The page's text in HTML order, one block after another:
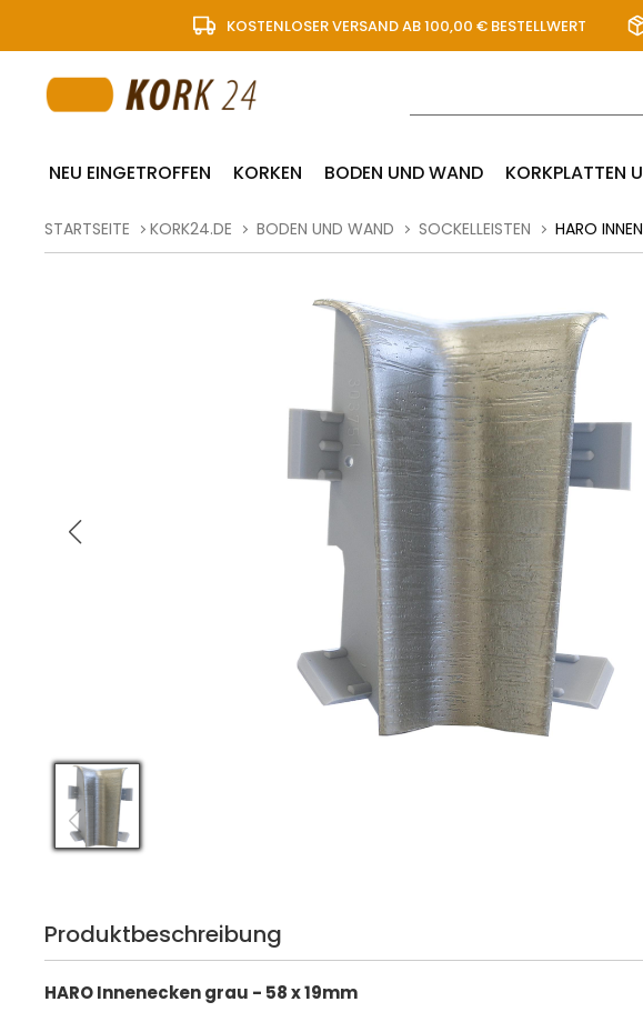
KOSTENLOSER VERSAND AB 100,00 € BESTELLWERT
NEU EINGETROFFEN KORKEN BODEN UND WAND KORKPLATTEN
STARTSEITE KORK24.DE BODEN UND WAND SOCKELLEISTEN HARO
Produktbeschreibung
HARO Innenecken grau - 58 x 19mm